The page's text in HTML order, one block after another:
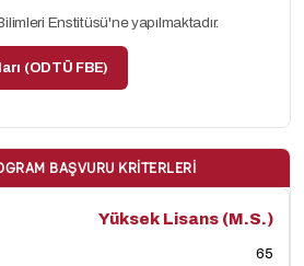
Enstitüsü'ne yapılmaktadır.
(ODTÜ FBE)
BAŞVURU KRITERLERI
Yüksek Lisans (M.S.)
65